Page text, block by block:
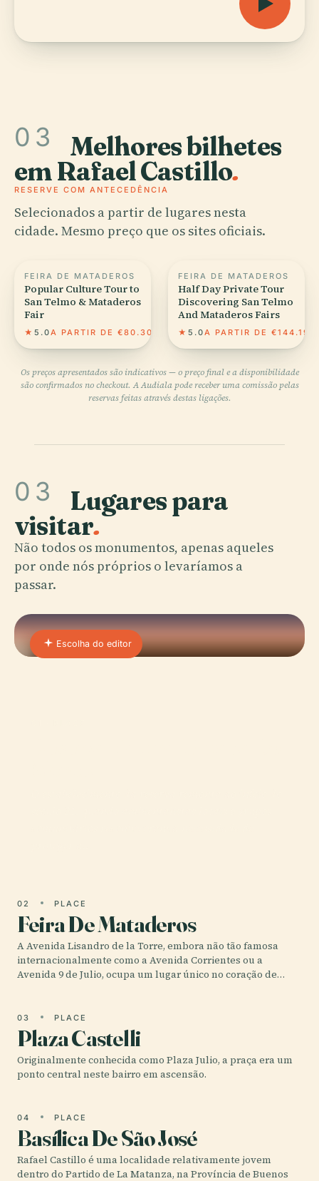
03 Melhores bilhetes
em Rafael Castillo.
RESERVE COM ANTECEDÊNCIA
Selecionados a partir de lugares nesta
cidade. Mesmo preço que os sites oficiais.
FEIRA DE MATADEROS
Popular Culture Tour to
San Telmo & Mataderos
Fair
★ 5.0A PARTIR DE €80.30
FEIRA DE MATADEROS
Half Day Private Tour
Discovering San Telmo
And Mataderos Fairs
★ 5.0A PARTIR DE €144.19
Os preços apresentados são indicativos — o preço final e a disponibilidade
são confirmados no checkout. A Audiala pode receber uma comissão pelas
reservas feitas através destas ligações.
03 Lugares para
visitar.
Não todos os monumentos, apenas aqueles
por onde nós próprios o levaríamos a
passar.
Escolha do editor
02 PLACE
Feira De Mataderos
A Avenida Lisandro de la Torre, embora não tão famosa
internacionalmente como a Avenida Corrientes ou a
Avenida 9 de Julio, ocupa um lugar único no coração de…
03 PLACE
Plaza Castelli
Originalmente conhecida como Plaza Julio, a praça era um
ponto central neste bairro em ascensão.
04 PLACE
Basílica De São José
Rafael Castillo é uma localidade relativamente jovem
dentro do Partido de La Matanza, na Província de Buenos